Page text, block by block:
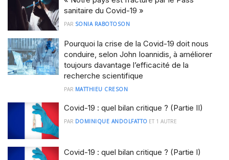
sanitaire du Covid-19 »
PAR SONIA RABOTOSON
Pourquoi la crise de la Covid-19 doit nous
conduire, selon John Ioannidis, à améliorer
toujours davantage l’efficacité de la
recherche scientifique
PAR MATTHIEU CRESON
Covid-19 : quel bilan critique ? (Partie II)
PAR DOMINIQUE ANDOLFATTO ET 1 AUTRE
Covid-19 : quel bilan critique ? (Partie I)